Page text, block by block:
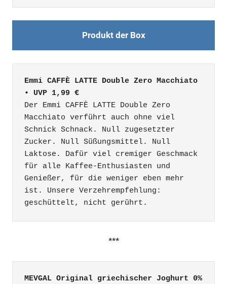
Produkt der Box
Emmi CAFFÈ LATTE Double Zero Macchiato
• UVP 1,99 €
Der Emmi CAFFÈ LATTE Double Zero
Macchiato verführt auch ohne viel
Schnick Schnack. Null zugesetzter
Zucker. Null Süßungsmittel. Null
Laktose. Dafür viel cremiger Geschmack
für alle Kaffee-Enthusiasten und
Genießer, für die weniger eben mehr
ist. Unsere Verzehrempfehlung:
geschüttelt, nicht gerührt.
***
MEVGAL Original griechischer Joghurt 0%